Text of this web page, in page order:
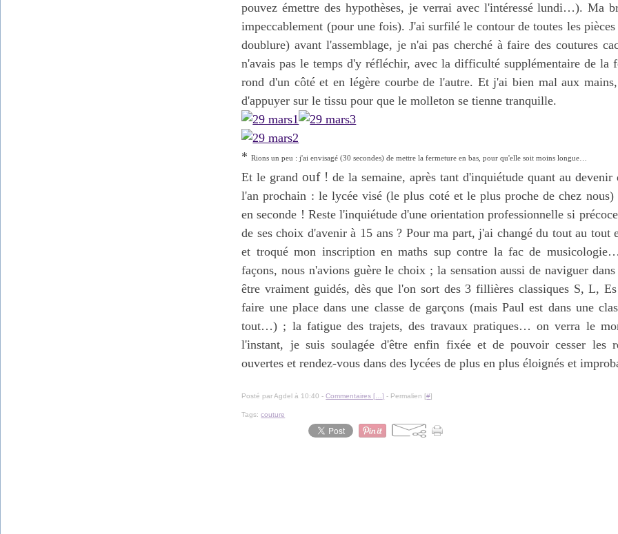
pouvez émettre des hypothèses, je verrai avec l'intéressé lundi…). Ma
impeccablement (pour une fois). J'ai surfilé le contour de toutes les
doublure) avant l'assemblage, je n'ai pas cherché à faire des coutures
n'avais pas le temps d'y réfléchir, avec la difficulté supplémentaire de la
rond d'un côté et en légère courbe de l'autre. Et j'ai bien mal aux
d'appuyer sur le tissu pour que le molleton se tienne tranquille.
*Rions un peu : j'ai envisagé (30 secondes) de mettre la fermeture en bas, pour qu'elle soit moins longue…
Et le grandouf ! de la semaine, après tant d'inquiétude quant au
l'an prochain : le lycée visé (le plus coté et le plus proche de chez nous)
en seconde ! Reste l'inquiétude d'une orientation professionnelle si
de ses choix d'avenir à 15 ans ? Pour ma part, j'ai changé du tout au tout
et troqué mon inscription en maths sup contre la fac de
façons, nous n'avions guère le choix ; la sensation aussi de naviguer
être vraiment guidés, dès que l'on sort des 3 fillières classiques S, L,
faire une place dans une classe de garçons (mais Paul est dans une
tout…) ; la fatigue des trajets, des travaux pratiques… on verra le
l'instant, je suis soulagée d'être enfin fixée et de pouvoir cesser les
ouvertes et rendez-vous dans des lycées de plus en plus éloignés et
Posté par Agdel à 10:40 -Commentaires [ …] - Permalien [#]
Tags:couture